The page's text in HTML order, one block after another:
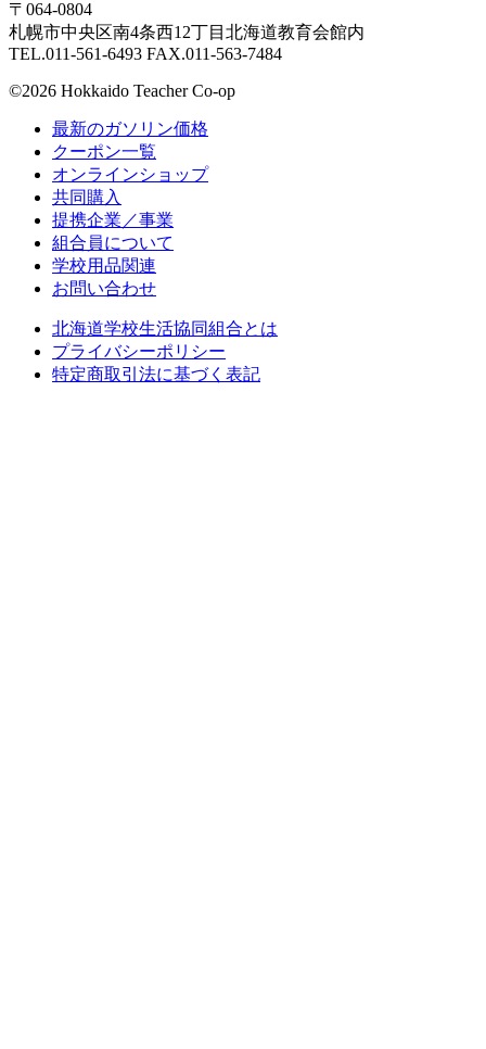
〒064-0804
札幌市中央区南4条西12丁目北海道教育会館内
TEL.011-561-6493 FAX.011-563-7484
©2026 Hokkaido Teacher Co-op
最新のガソリン価格
クーポン一覧
オンラインショップ
共同購入
提携企業／事業
組合員について
学校用品関連
お問い合わせ
北海道学校生活協同組合とは
プライバシーポリシー
特定商取引法に基づく表記